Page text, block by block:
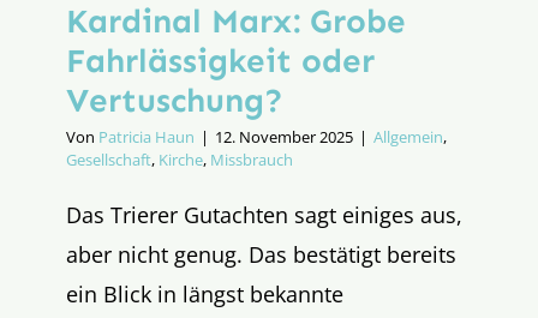
Kardinal Marx: Grobe
Fahrlässigkeit oder
Vertuschung?
Von Patricia Haun | 12. November 2025 | Allgemein,
Gesellschaft, Kirche, Missbrauch
Das Trierer Gutachten sagt einiges aus,
aber nicht genug. Das bestätigt bereits
ein Blick in längst bekannte